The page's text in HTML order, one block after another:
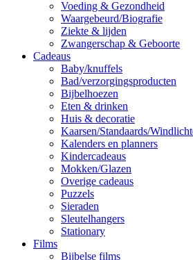
Voeding & Gezondheid
Waargebeurd/Biografie
Ziekte & lijden
Zwangerschap & Geboorte
Cadeaus
Baby/knuffels
Bad/verzorgingsproducten
Bijbelhoezen
Eten & drinken
Huis & decoratie
Kaarsen/Standaards/
Kalenders en planners
Kindercadeaus
Mokken/Glazen
Overige cadeaus
Puzzels
Sieraden
Sleutelhangers
Stationary
Films
Bijbelse films